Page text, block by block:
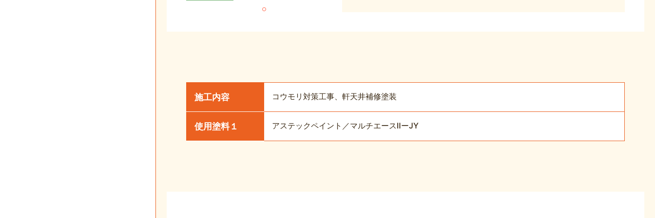
施工内容 コウモリ対策工事、軒天井補修塗装
使用塗料１ アステックペイント／マルチエースⅡーJY